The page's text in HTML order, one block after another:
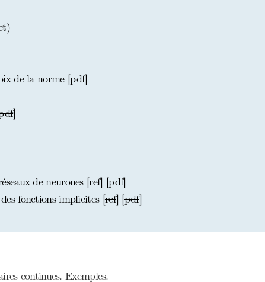
de la norme [pdf]
]
de neurones [ref] [pdf]
fonctions implicites [ref] [pdf]
continues. Exemples.